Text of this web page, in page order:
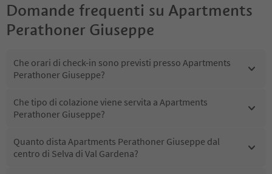
Domande frequenti su Apartments
Perathoner Giuseppe
Che orari di check-in sono previsti presso Apartments
Perathoner Giuseppe?
Che tipo di colazione viene servita a Apartments
Perathoner Giuseppe?
Quanto dista Apartments Perathoner Giuseppe dal
centro di Selva di Val Gardena?